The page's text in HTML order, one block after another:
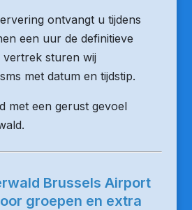
ontvangt u tijdens
een uur de definitieve
vertrek sturen wij
met datum en tijdstip.
met een gerust gevoel
Brussels Airport
groepen en extra